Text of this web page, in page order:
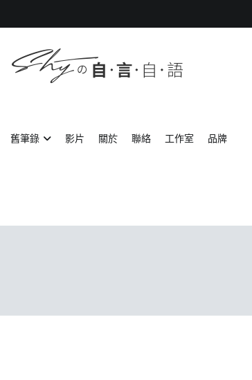
舊筆錄 影片 關於 聯絡 工作室 品牌